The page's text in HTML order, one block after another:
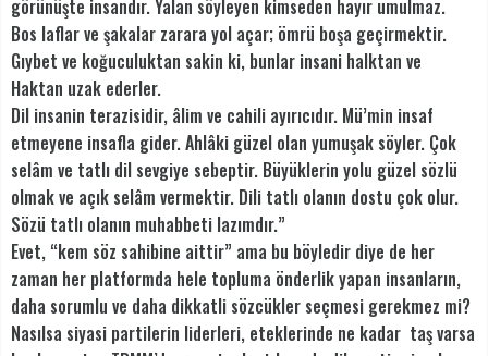
görünüşte insandır. Yalan söyleyen kimseden hayır umulmaz.
Bos laflar ve şakalar zarara yol açar; ömrü boşa geçirmektir.
Gıybet ve koğuculuktan sakin ki, bunlar insani halktan ve
Haktan uzak ederler.
Dil insanin terazisidir, âlim ve cahili ayırıcıdır. Mü’min insaf
etmeyene insafla gider. Ahlâki güzel olan yumuşak söyler. Çok
selâm ve tatlı dil sevgiye sebeptir. Büyüklerin yolu güzel sözlü
olmak ve açık selâm vermektir. Dili tatlı olanın dostu çok olur.
Sözü tatlı olanın muhabbeti lazımdır.”
Evet, “kem söz sahibine aittir” ama bu böyledir diye de her
zaman her platformda hele topluma önderlik yapan insanların,
daha sorumlu ve daha dikkatli sözcükler seçmesi gerekmez mi?
Nasılsa siyasi partilerin liderleri, eteklerinde ne kadar taş varsa